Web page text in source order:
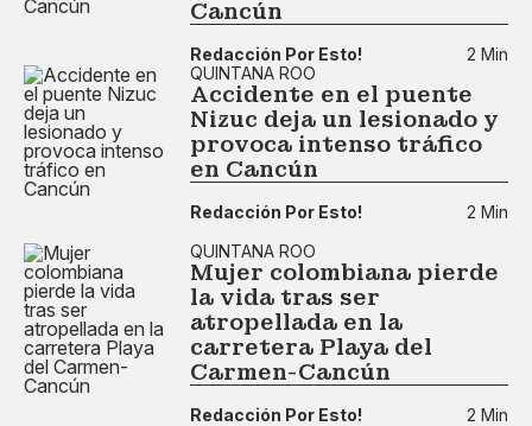
Cancún
Redacción Por Esto!
2 Min
QUINTANA ROO
Accidente en el puente
Nizuc deja un lesionado y
provoca intenso tráfico
en Cancún
Redacción Por Esto!
2 Min
QUINTANA ROO
Mujer colombiana pierde
la vida tras ser
atropellada en la
carretera Playa del
Carmen-Cancún
Redacción Por Esto! 2 Min